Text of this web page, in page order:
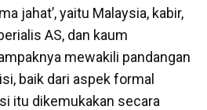
jahat’, yaitu Malaysia, kabir,
AS, dan kaum
mewakili pandangan
baik dari aspek formal
itu dikemukakan secara